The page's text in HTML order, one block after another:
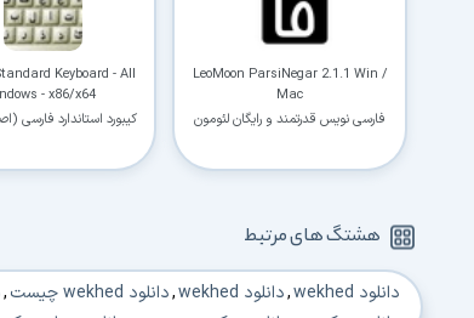
LeoMoon ParsiNegar 2.1.1 Win /
Mac
فارسی نویس قدرتمند و رایگان لئومون
Keyboard - All
- x86/x64
کیبورد استاندارد فارسی
هشتگ های مرتبط
دانلود wekhed ,دانلود wekhed ,دانلود wekhed چیست ,